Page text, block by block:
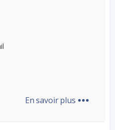
En savoir plus ...